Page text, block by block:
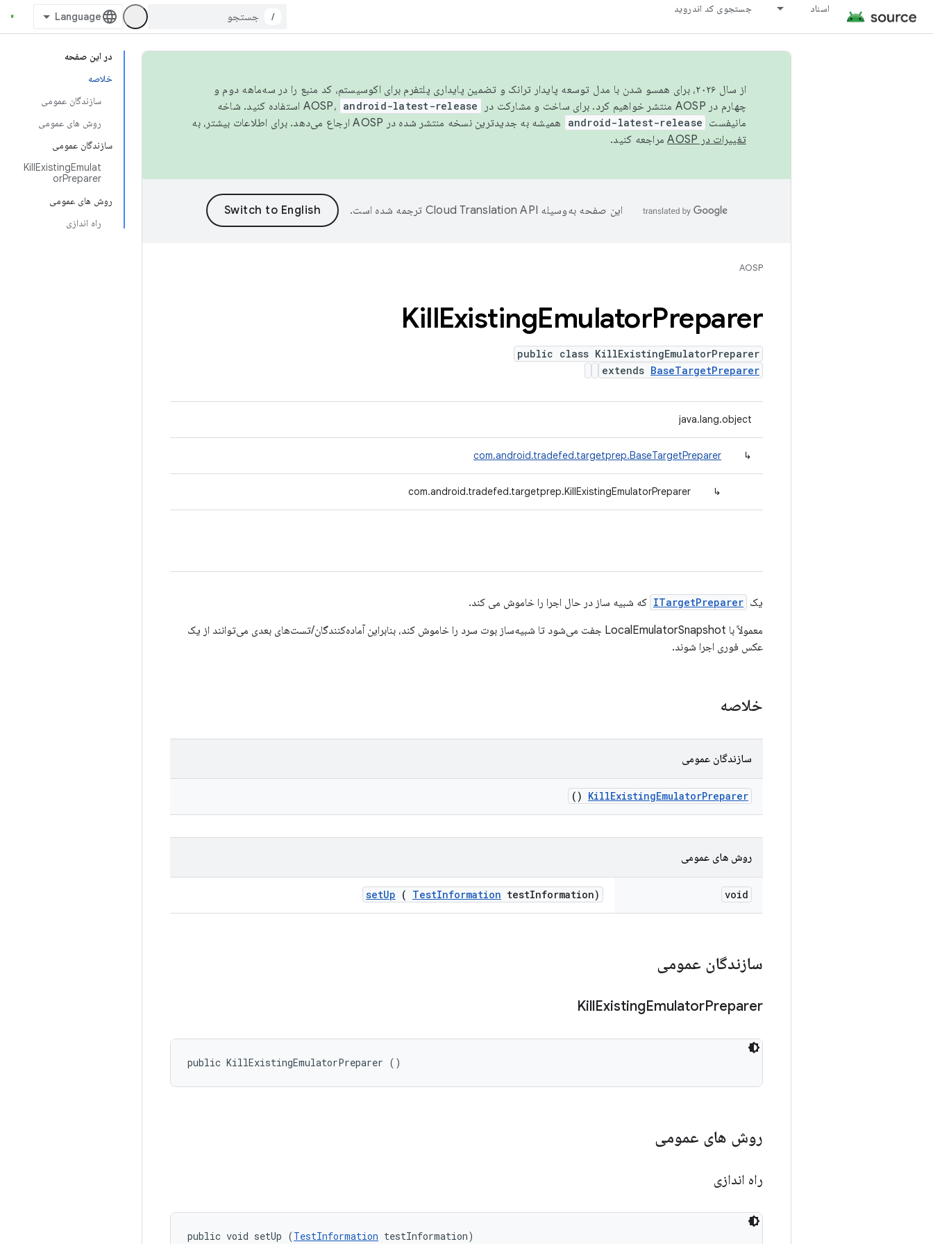
اسناد جستجوی کد اندروید
/
در این صفحه
خلاصه
سازندگان عمومی
روش های عمومی
سازندگان عمومی
KillExistingEmulat
orPreparer
روش های عمومی
راه اندازی
از سال ۲۰۲۶، برای همسو شدن با مدل توسعه پایدار ترانک و تضمین پایداری پلتفرم برای اکوسیستم، کد منبع را در سه‌ماهه دوم و
چهارم در AOSP منتشر خواهیم کرد. برای ساخت و مشارکت در AOSP،
android-latest-release
استفاده کنید. شاخه
مانیفست android-latest-release
همیشه به جدیدترین نسخه منتشر شده در AOSP ارجاع می‌دهد. برای اطلاعات بیشتر، به
تغییرات در AOSP
مراجعه کنید.
این صفحه به‌وسیله ترجمه شده است.
AOSP
KillExistingEmulatorPreparer
public class KillExistingEmulatorPreparer
extends BaseTargetPreparer
java.lang.object
↳
com.android.tradefed.targetprep.BaseTargetPreparer
↳
com.android.tradefed.targetprep.KillExistingEmulatorPreparer
یک ITargetPreparer که شبیه ساز در حال اجرا را خاموش می کند.
معمولاً با LocalEmulatorSnapshot جفت می‌شود تا شبیه‌ساز بوت سرد را خاموش کند، بنابراین آماده‌کنندگان/تست‌های بعدی می‌توانند از یک
عکس فوری اجرا شوند.
خلاصه
سازندگان عمومی
KillExistingEmulatorPreparer
()
روش های عمومی
void
setUp ( TestInformation testInformation)
سازندگان عمومی
KillExistingEmulatorPreparer
public KillExistingEmulatorPreparer ()
روش های عمومی
راه اندازی
public void setUp (TestInformation testInformation)